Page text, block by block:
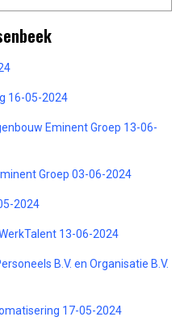
16-05-2024
Eminent Groep 13-06-
Groep 03-06-2024
2024
13-06-2024
B.V. en Organisatie B.V.
17-05-2024